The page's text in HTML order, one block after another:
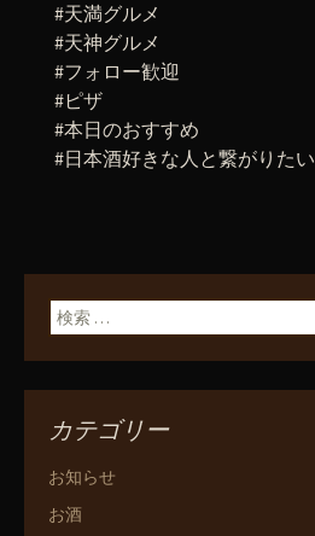
#天満グルメ
#天神グルメ
#フォロー歓迎
#ピザ
#本日のおすすめ
#日本酒好きな人と繋がりたい
検索:
カテゴリー
お知らせ
お酒